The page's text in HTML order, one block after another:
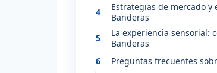
4
Estrategias de mercado
Banderas
5
La experiencia sensorial:
Banderas
6
Preguntas frecuentes